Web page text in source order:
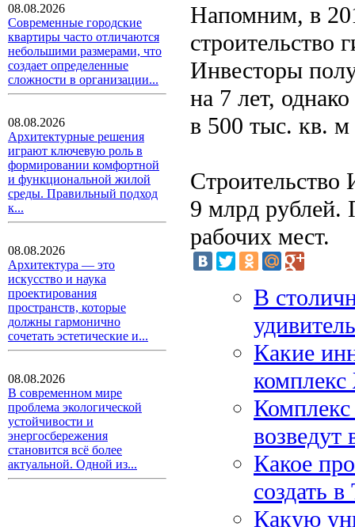
08.08.2026
Современные городские
квартиры часто отличаются
небольшими размерами, что
создает определенные
сложности в организации...
08.08.2026
Архитектурные решения
играют ключевую роль в
формировании комфортной
и функциональной жилой
среды. Правильный подход
к...
08.08.2026
Архитектура — это
искусство и наука
проектирования
пространств, которые
должны гармонично
сочетать эстетические и...
08.08.2026
В современном мире
проблема экологической
устойчивости и
энергосбережения
становится всё более
актуальной. Одной из...
Напомним, в
строительство
Инвесторы
на 7 лет,
в 500 тыс. кв.
Строительство
9 млрд рублей.
рабочих мест.
В
Какие
возведут
Какое
создать
Какую